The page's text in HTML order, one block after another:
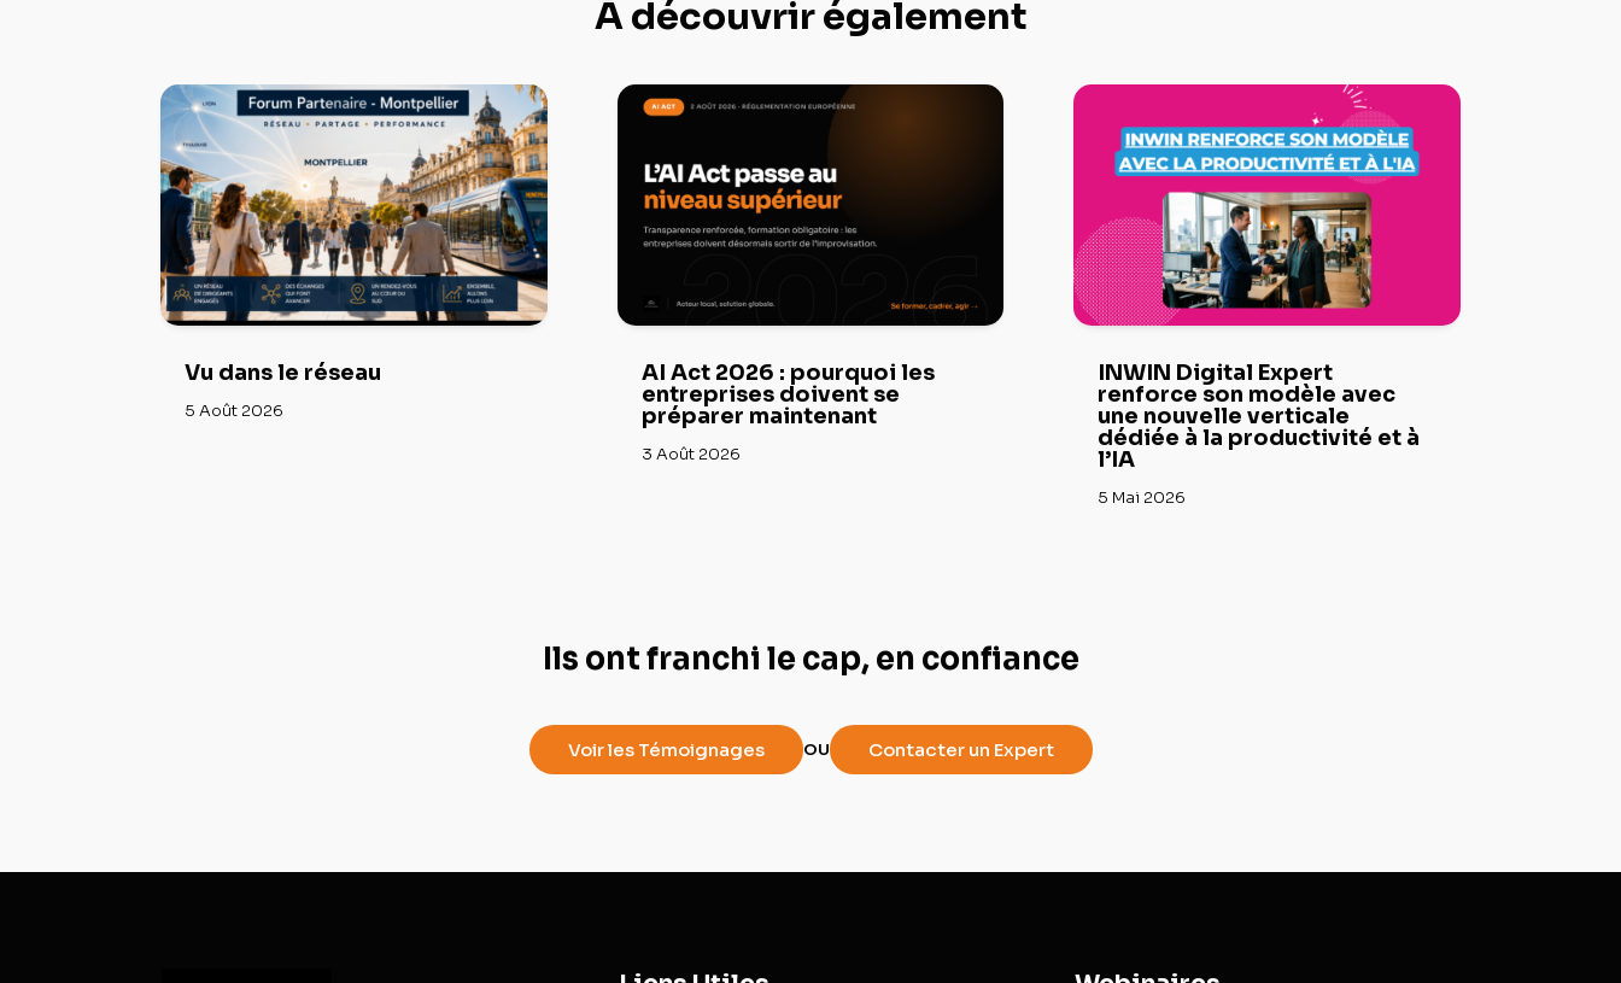
À découvrir également
Vu dans le réseau
5 Août 2026
AI Act 2026 : pourquoi les
entreprises doivent se
préparer maintenant
3 Août 2026
INWIN Digital Expert
renforce son modèle avec
une nouvelle verticale
dédiée à la productivité et à
l’IA
5 Mai 2026
Ils ont franchi le cap, en confiance
Voir les Témoignages OU Contacter un Expert